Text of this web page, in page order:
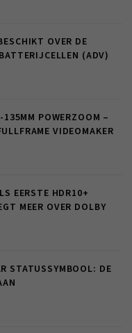
OVER DE
(ADV)
POWERZOOM –
VIDEOMAKER
EERSTE HDR10+
MEER OVER DOLBY
STATUSSYMBOOL: DE